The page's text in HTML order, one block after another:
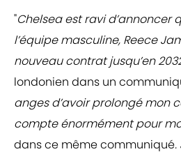
"Chelsea est ravi d’annoncer
l’équipe masculine, Reece
nouveau contrat jusqu’en
londonien dans un
anges d’avoir prolongé mon
compte énormément pour
dans ce même communiqué